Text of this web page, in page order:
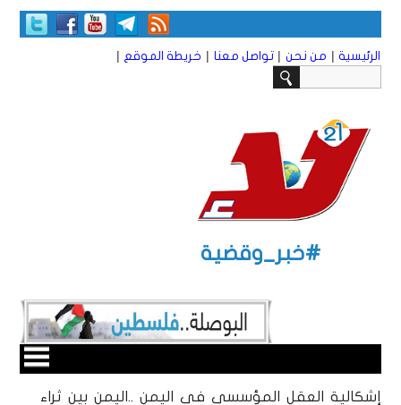
الرئيسية | من نحن | تواصل معنا | خريطة الموقع |
#خبر_وقضية
إشكالية العقل المؤسسي في اليمن ..اليمن بين ثراء